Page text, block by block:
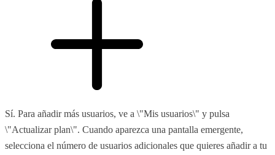
Sí. Para añadir más usuarios, ve a \"Mis usuarios\" y pulsa
\"Actualizar plan\". Cuando aparezca una pantalla emergente,
selecciona el número de usuarios adicionales que quieres añadir a tu